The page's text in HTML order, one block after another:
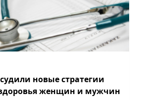
новые стратегии
женщин и мужчин